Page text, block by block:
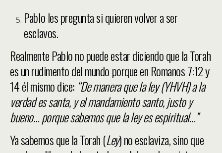
Pablo les pregunta si quieren volver a ser
esclavos.
Realmente Pablo no puede estar diciendo que la Torah
es un rudimento del mundo porque en Romanos 7:12 y
14 él mismo dice: “De manera que la ley (YHVH) a la
verdad es santa, y el mandamiento santo, justo y
bueno… porque sabemos que la ley es espiritual…”
Ya sabemos que la Torah (Ley) no esclaviza, sino que